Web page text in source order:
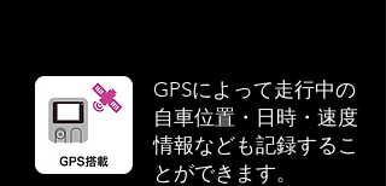
GPSによって走行中の
自車位置・日時・速度
情報なども記録するこ
とができます。